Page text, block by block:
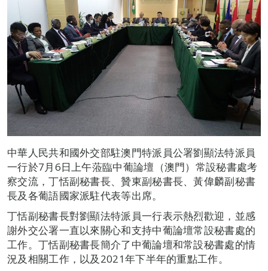
中華人民共和國外交部駐澳門特派員公署劉顯法特派員
一行於7月6日上午蒞臨中葡論壇（澳門）常設秘書處考
察交流，丁恬副秘書長、贊東副秘書長、黃偉麟副秘書
長及各葡語國家派駐代表等出席。
丁恬副秘書長對劉顯法特派員一行表示熱烈歡迎，並感
謝外交公署一直以來關心和支持中葡論壇常設秘書處的
工作。丁恬副秘書長簡介了中葡論壇和常設秘書處的情
況及相關工作，以及2021年下半年的重點工作。